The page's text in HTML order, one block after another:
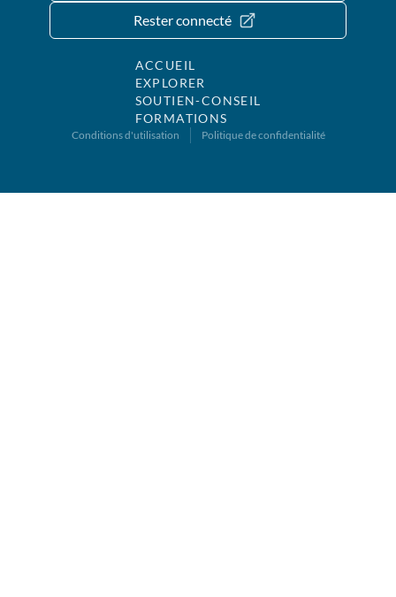
Rester connecté
ACCUEIL
EXPLORER
SOUTIEN-CONSEIL
FORMATIONS
Conditions d'utilisation Politique de confidentialité